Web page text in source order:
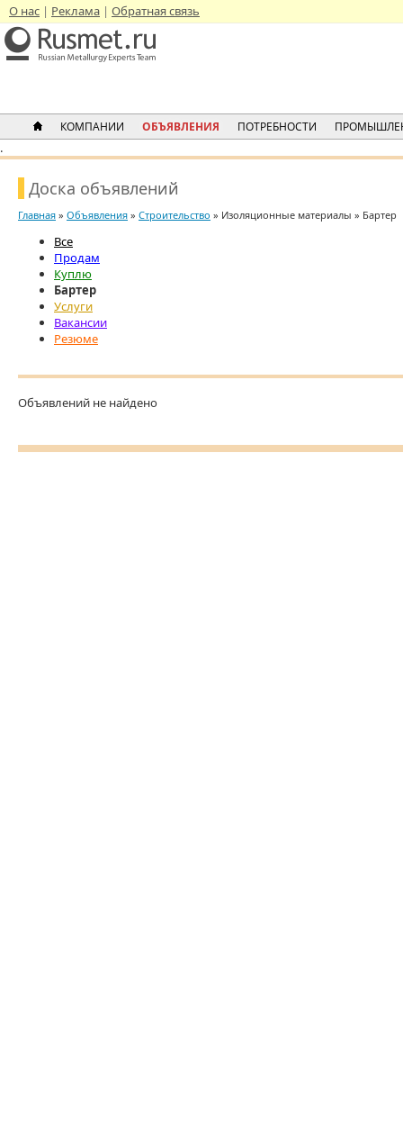
О нас Реклама Обратная связь
КОМПАНИИ ОБЪЯВЛЕНИЯ ПОТРЕБНОСТИ
.
Доска объявлений
Главная » Объявления » Строительство » Изоляционные материалы » Бартер
Все
Продам
Куплю
Бартер
Услуги
Вакансии
Резюме
Объявлений не найдено